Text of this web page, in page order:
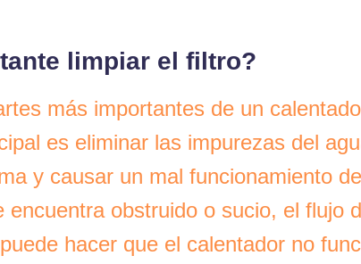
limpiar el filtro?
más importantes de un
es eliminar las impurezas del
y causar un mal funcionamiento
encuentra obstruido o sucio, el flujo
hacer que el calentador no